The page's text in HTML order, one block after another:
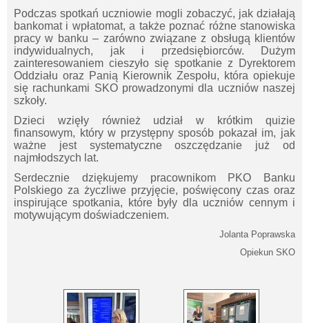
Podczas spotkań uczniowie mogli zobaczyć, jak działają
bankomat i wpłatomat, a także poznać różne stanowiska
pracy w banku – zarówno związane z obsługą klientów
indywidualnych, jak i przedsiębiorców. Dużym
zainteresowaniem cieszyło się spotkanie z Dyrektorem
Oddziału oraz Panią Kierownik Zespołu, która opiekuje
się rachunkami SKO prowadzonymi dla uczniów naszej
szkoły.
Dzieci wzięły również udział w krótkim quizie
finansowym, który w przystępny sposób pokazał im, jak
ważne jest systematyczne oszczędzanie już od
najmłodszych lat.
Serdecznie dziękujemy pracownikom PKO Banku
Polskiego za życzliwe przyjęcie, poświęcony czas oraz
inspirujące spotkania, które były dla uczniów cennym i
motywującym doświadczeniem.
Jolanta Poprawska
Opiekun SKO